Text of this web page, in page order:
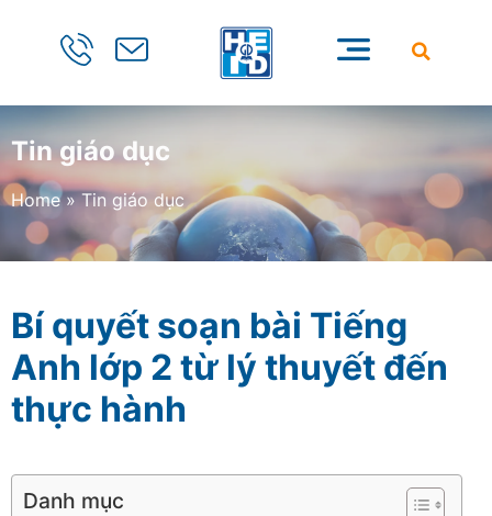
Tin giáo dục
Home»Tin giáo dục
Bí quyết soạn bài Tiếng
Anh lớp 2 từ lý thuyết đến
thực hành
Danh mục